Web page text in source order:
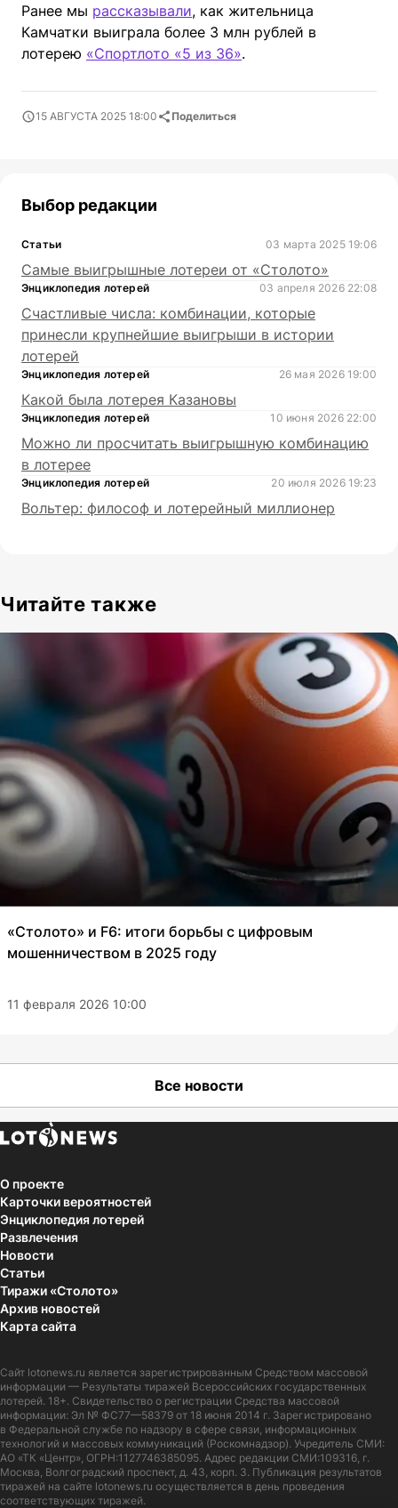
Ранее мы рассказывали, как жительница
Камчатки выиграла более 3 млн рублей в
лотерею «Спортлото «5 из 36».
15 АВГУСТА 2025 18:00 Поделиться
Выбор редакции
Статьи 03 марта 2025 19:06
Самые выигрышные лотереи от «Столото»
Энциклопедия лотерей 03 апреля 2026 22:08
Счастливые числа: комбинации, которые
принесли крупнейшие выигрыши в истории
лотерей
Энциклопедия лотерей 26 мая 2026 19:00
Какой была лотерея Казановы
Энциклопедия лотерей 10 июня 2026 22:00
Можно ли просчитать выигрышную комбинацию
в лотерее
Энциклопедия лотерей 20 июля 2026 19:23
Вольтер: философ и лотерейный миллионер
Читайте также
«Столото» и F6: итоги борьбы с цифровым
мошенничеством в 2025 году
11 февраля 2026 10:00
Все новости
О проекте
Карточки вероятностей
Энциклопедия лотерей
Развлечения
Новости
Статьи
Тиражи «Столото»
Архив новостей
Карта сайта
Сайт lotonews.ru является зарегистрированным Средством массовой
информации — Результаты тиражей Всероссийских государственных
лотерей. 18+. Свидетельство о регистрации Средства массовой
информации: Эл № ФС77—58379 от 18 июня 2014 г. Зарегистрировано
в Федеральной службе по надзору в сфере связи, информационных
технологий и массовых коммуникаций (Роскомнадзор). Учредитель СМИ:
АО «ТК «Центр», ОГРН:1127746385095. Адрес редакции СМИ:109316, г.
Москва, Волгоградский проспект, д. 43, корп. 3. Публикация результатов
тиражей на сайте lotonews.ru осуществляется в день проведения
соответствующих тиражей.